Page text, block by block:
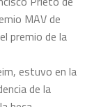
MAV de
premio de la
estuvo en la
de la